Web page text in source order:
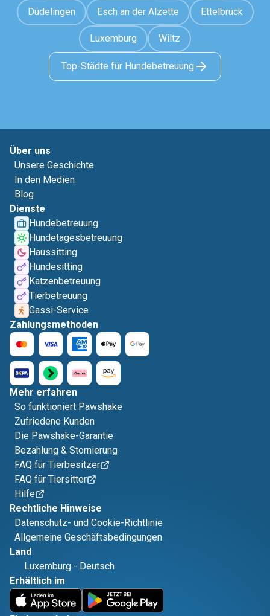
Düdelingen Esch an der Alzette Ettelbrück
Luxemburg Wiltz
Top-Städte für Hundebetreuung
Über uns
Unsere Geschichte
In den Medien
Blog
Dienste
Hundebetreuung
Hundetagesbetreuung
Haussitting
Hundesitting
Katzenbetreuung
Tierbetreuung
Gassi-Service
Zahlungsmethoden
Mehr erfahren
So funktioniert Pawshake
Zufriedene Kunden
Die Pawshake-Garantie
Bezahlung & Stornierung
FAQ für Tierbesitzer
FAQ für Tiersitter
Hilfe
Rechtliche Hinweise
Datenschutz- und Cookie-Richtlinie
Allgemeine Geschäftsbedingungen
Land
Luxemburg - Deutsch
Erhältlich im